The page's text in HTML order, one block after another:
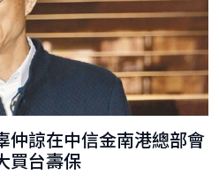
仲諒在中信金南港總部會
買台壽保